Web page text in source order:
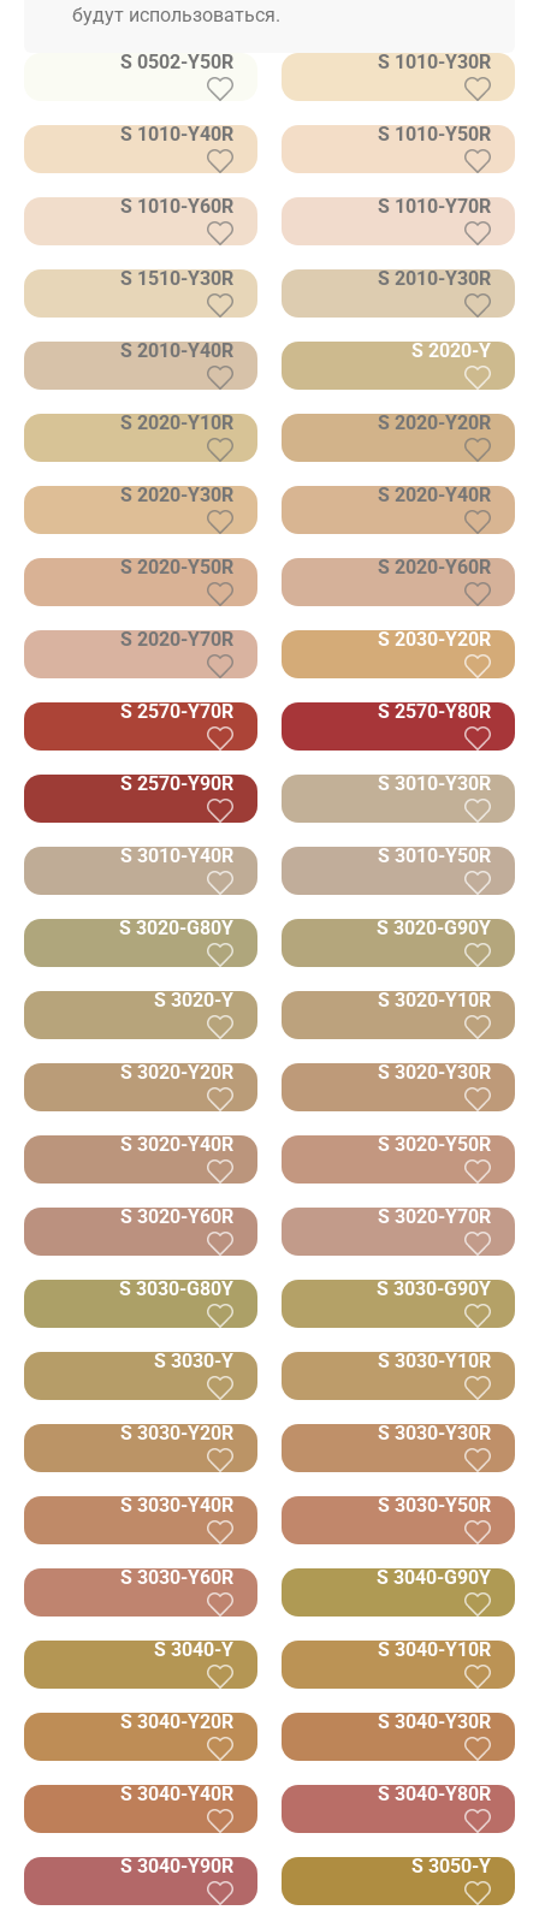
будут использоваться.
S 0502-Y50R S 1010-Y30R
S 1010-Y40R S 1010-Y50R
S 1010-Y60R S 1010-Y70R
S 1510-Y30R S 2010-Y30R
S 2010-Y40R S 2020-Y
S 2020-Y10R S 2020-Y20R
S 2020-Y30R S 2020-Y40R
S 2020-Y50R S 2020-Y60R
S 2020-Y70R S 2030-Y20R
S 2570-Y70R S 2570-Y80R
S 2570-Y90R S 3010-Y30R
S 3010-Y40R S 3010-Y50R
S 3020-G80Y S 3020-G90Y
S 3020-Y S 3020-Y10R
S 3020-Y20R S 3020-Y30R
S 3020-Y40R S 3020-Y50R
S 3020-Y60R S 3020-Y70R
S 3030-G80Y S 3030-G90Y
S 3030-Y S 3030-Y10R
S 3030-Y20R S 3030-Y30R
S 3030-Y40R S 3030-Y50R
S 3030-Y60R S 3040-G90Y
S 3040-Y S 3040-Y10R
S 3040-Y20R S 3040-Y30R
S 3040-Y40R S 3040-Y80R
S 3040-Y90R S 3050-Y